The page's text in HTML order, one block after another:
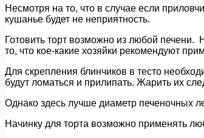
Несмотря на то, что в случае если
кушанье будет не неприятность.
Готовить торт возможно из любой
то, что кое-какие хозяйки рекомендуют
Для скрепления блинчиков в тесто
будут ломаться и прилипать. Жарить их
Однако здесь лучше диаметр печеночных
Начинку для торта возможно применять